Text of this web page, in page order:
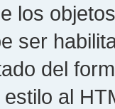
los
ser
del
al